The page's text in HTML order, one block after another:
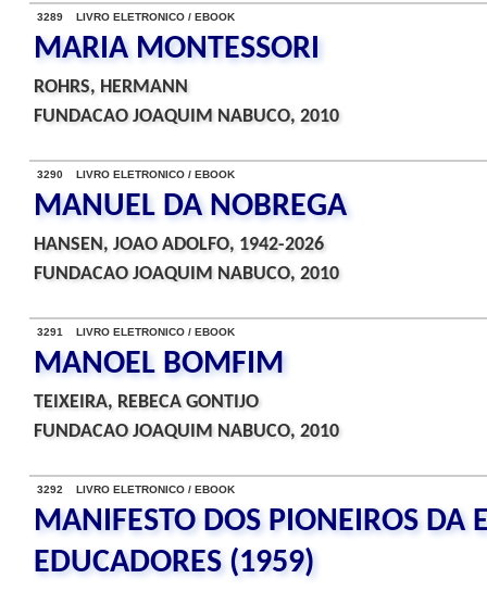
3289 LIVRO ELETRONICO / EBOOK
MARIA MONTESSORI
ROHRS, HERMANN
FUNDACAO JOAQUIM NABUCO, 2010
3290 LIVRO ELETRONICO / EBOOK
MANUEL DA NOBREGA
HANSEN, JOAO ADOLFO, 1942-2026
FUNDACAO JOAQUIM NABUCO, 2010
3291 LIVRO ELETRONICO / EBOOK
MANOEL BOMFIM
TEIXEIRA, REBECA GONTIJO
FUNDACAO JOAQUIM NABUCO, 2010
3292 LIVRO ELETRONICO / EBOOK
MANIFESTO DOS PIONEIROS DA
EDUCADORES (1959)